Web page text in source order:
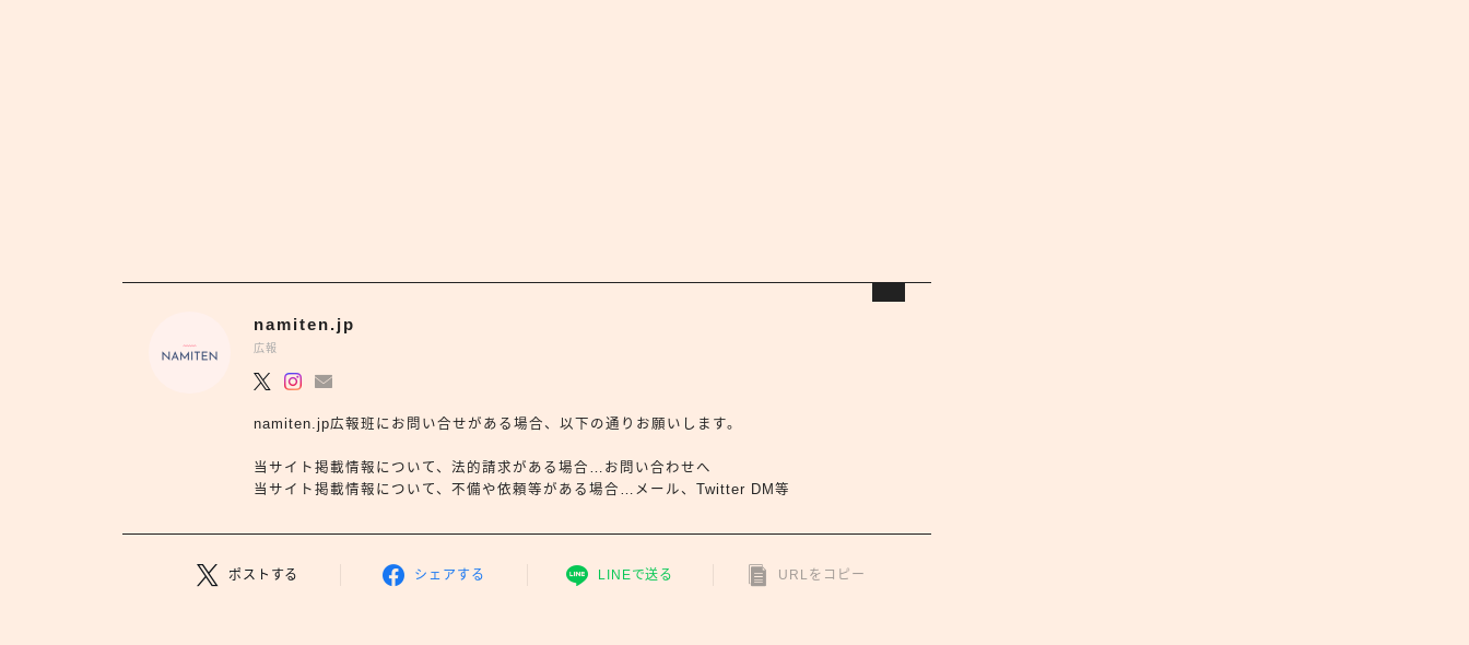
namiten.jp
広報
namiten.jp広報班にお問い合せがある場合、以下の通りお願いします。
当サイト掲載情報について、法的請求がある場合…お問い合わせへ
当サイト掲載情報について、不備や依頼等がある場合…メール、Twitter DM等
ポストする シェアする LINEで送る URLをコピー